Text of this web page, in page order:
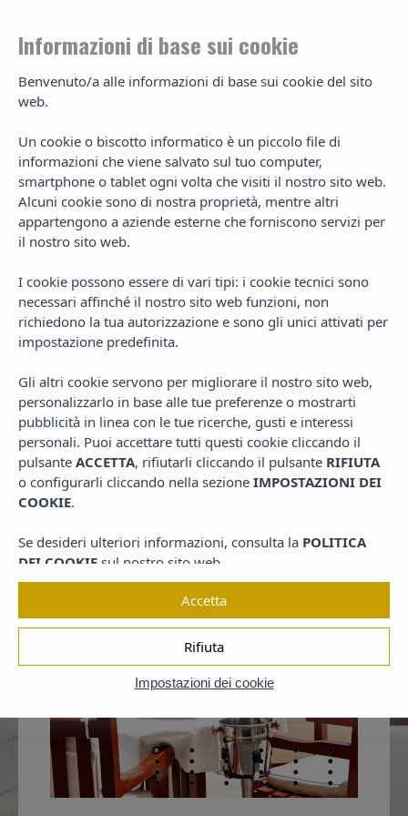
Restaurante Caesar's
Disfrute del sabor de Ibiza
de una de las ubicaciones más privilegiadas de la isla de Ibiza.
La cuidadosa busqueda de productos de primera calidad en
cada uno de sus platos, su gran selección de vinos nacionales e
internacionales y la amabilidad de su personal son elementos
que contribuyen a que cada comida sea una experiencia
inolvidable.
El sonido de las olas del mar, los cálidos amaneceres y el
excelente entorno en calma, hacen del Restaurante Caesar's
sea un lugar único.
Informazioni di base sui cookie
Benvenuto/a alle informazioni di base sui cookie del sito
web.
Un cookie o biscotto informatico è un piccolo file di
informazioni che viene salvato sul tuo computer,
smartphone o tablet ogni volta che visiti il nostro sito web.
Alcuni cookie sono di nostra proprietà, mentre altri
appartengono a aziende esterne che forniscono servizi per
il nostro sito web.
I cookie possono essere di vari tipi: i cookie tecnici sono
necessari affinché il nostro sito web funzioni, non
richiedono la tua autorizzazione e sono gli unici attivati per
impostazione predefinita.
Gli altri cookie servono per migliorare il nostro sito web,
personalizzarlo in base alle tue preferenze o mostrarti
pubblicità in linea con le tue ricerche, gusti e interessi
personali. Puoi accettare tutti questi cookie cliccando il
pulsante ACCETTA, rifiutarli cliccando il pulsante RIFIUTA
o configurarli cliccando nella sezione IMPOSTAZIONI DEI
COOKIE.
Se desideri ulteriori informazioni, consulta la POLITICA
DEI COOKIE sul nostro sito web.
Impostazioni dei cookie
Rifiuta
Accetta